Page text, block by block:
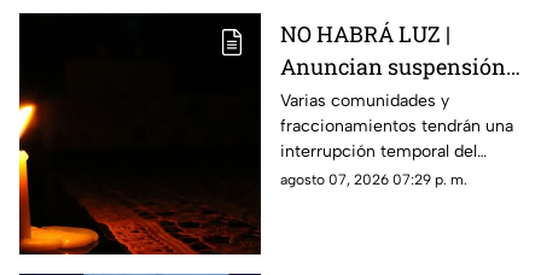
NO HABRÁ LUZ |
Anuncian suspensión
del suministro eléctrico
en Querétaro; estás
serán las zonas
afectadas
Varias comunidades y
fraccionamientos tendrán una
interrupción temporal del
servicio eléctrico durante
agosto 07, 2026 07:29 p. m.